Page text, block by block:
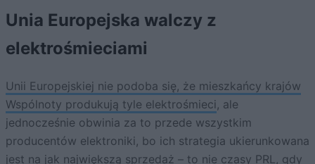
Unia Europejska walczy z
elektrośmieciami
Unii Europejskiej nie podoba się, że mieszkańcy krajów
Wspólnoty produkują tyle elektrośmieci, ale
jednocześnie obwinia za to przede wszystkim
producentów elektroniki, bo ich strategia ukierunkowana
jest na jak największą sprzedaż – to nie czasy PRL, gdy